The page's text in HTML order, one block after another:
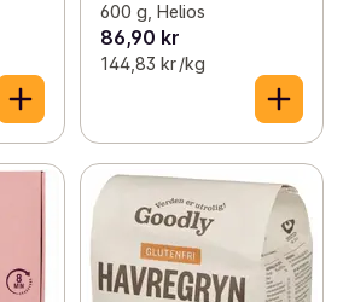
600 g, Helios
86,90 kr
144,83 kr /kg